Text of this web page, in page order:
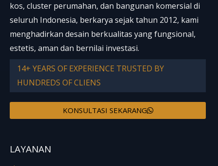
kos, cluster perumahan, dan bangunan komersial di
seluruh Indonesia, berkarya sejak tahun 2012, kami
menghadirkan desain berkualitas yang fungsional,
estetis, aman dan bernilai investasi.
14+ YEARS OF EXPERIENCE TRUSTED BY
HUNDREDS OF CLIENS
KONSULTASI SEKARANG
LAYANAN